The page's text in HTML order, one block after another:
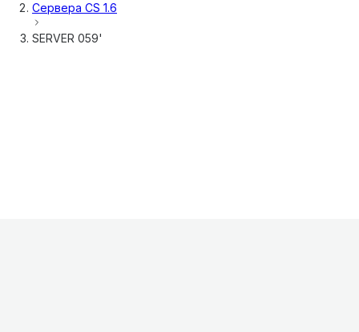
Сервера CS 1.6
SERVER 059'